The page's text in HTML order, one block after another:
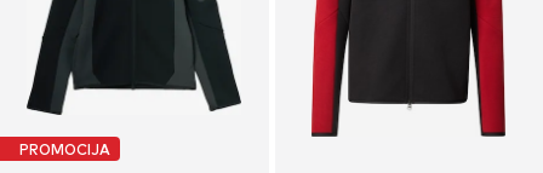
PROMOCIJA